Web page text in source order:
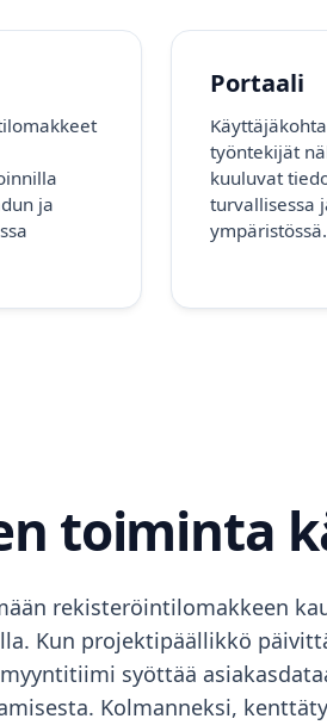
ja
Portaali
työntekijät
kuuluvat
turvallisessa
ympäristössä.
toiminta
rekisteröintilomakkeen
Kun projektipäällikkö
syöttää
Kolmanneksi,